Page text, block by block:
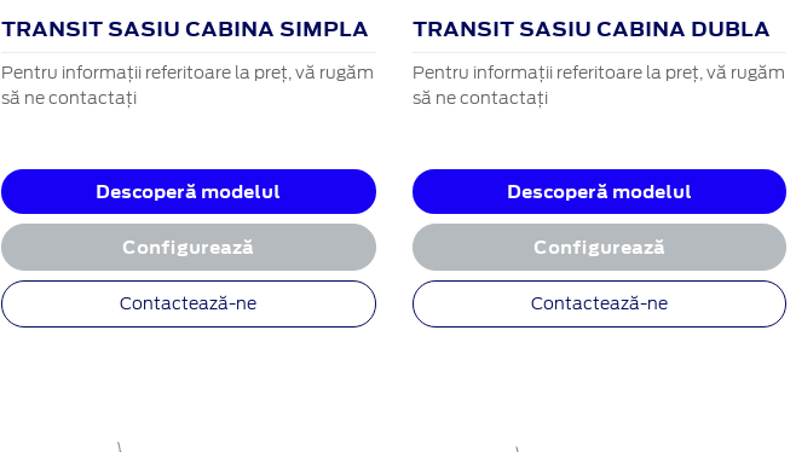
TRANSIT SASIU CABINA SIMPLA
Pentru informații referitoare la preț, vă rugăm
să ne contactați
Descoperă modelul
Configurează
Contactează-ne
TRANSIT SASIU CABINA DUBLA
Pentru informații referitoare la preț, vă rugăm
să ne contactați
Descoperă modelul
Configurează
Contactează-ne